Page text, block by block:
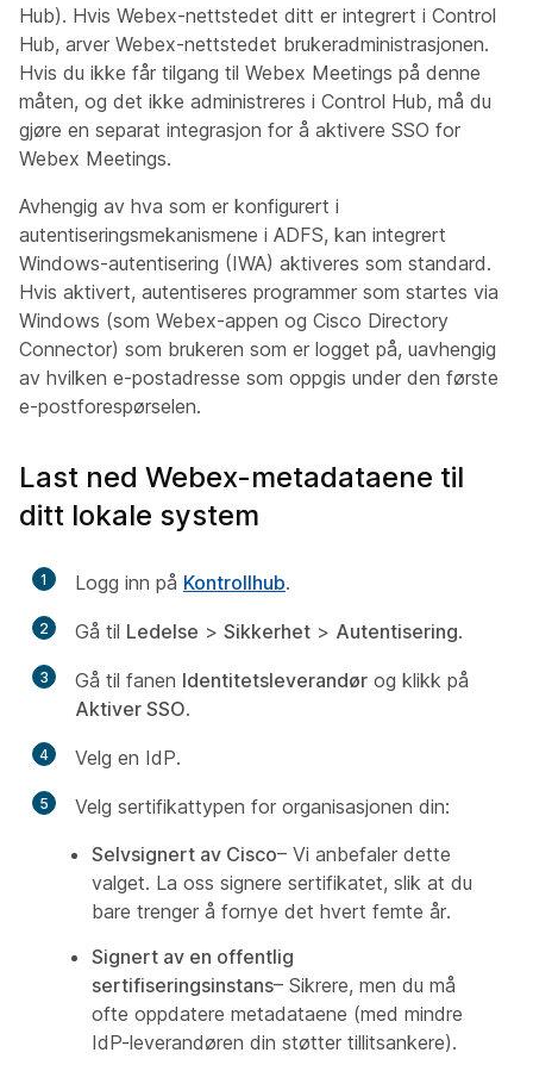
Hub). Hvis Webex-nettstedet ditt er integrert i Control
Hub, arver Webex-nettstedet brukeradministrasjonen.
Hvis du ikke får tilgang til Webex Meetings på denne
måten, og det ikke administreres i Control Hub, må du
gjøre en separat integrasjon for å aktivere SSO for
Webex Meetings.
Avhengig av hva som er konfigurert i
autentiseringsmekanismene i ADFS, kan integrert
Windows-autentisering (IWA) aktiveres som standard.
Hvis aktivert, autentiseres programmer som startes via
Windows (som Webex-appen og Cisco Directory
Connector) som brukeren som er logget på, uavhengig
av hvilken e-postadresse som oppgis under den første
e-postforespørselen.
Last ned Webex-metadataene til
ditt lokale system
1 Logg inn på Kontrollhub.
2 Gå til Ledelse > Sikkerhet > Autentisering.
3 Gå til fanen Identitetsleverandør og klikk på
Aktiver SSO.
4 Velg en IdP.
5
Velg sertifikattypen for organisasjonen din:
Selvsignert av Cisco– Vi anbefaler dette
valget. La oss signere sertifikatet, slik at du
bare trenger å fornye det hvert femte år.
Signert av en offentlig
sertifiseringsinstans– Sikrere, men du må
ofte oppdatere metadataene (med mindre
IdP-leverandøren din støtter tillitsankere).